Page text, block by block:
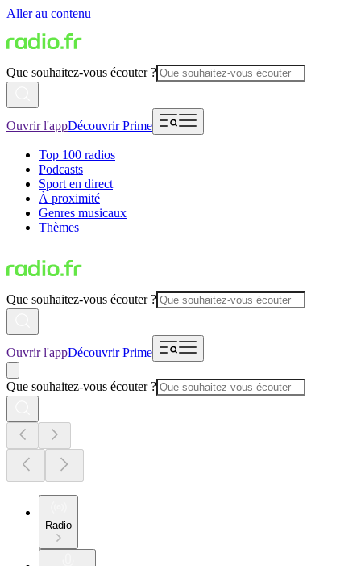
Aller au contenu
Que souhaitez-vous écouter ?
Ouvrir l'appDécouvrir Prime
Top 100 radios
Podcasts
Sport en direct
À proximité
Genres musicaux
Thèmes
Que souhaitez-vous écouter ?
Ouvrir l'appDécouvrir Prime
Que souhaitez-vous écouter ?
Radio